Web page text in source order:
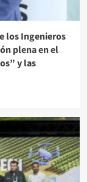
los Ingenieros
plena en el
y las